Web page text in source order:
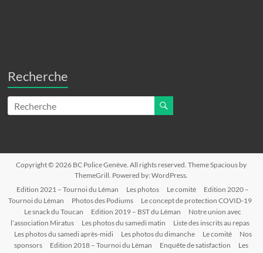
Recherche
Copyright © 2026 BC Police Genève. All rights reserved. ThemeSpacious by
ThemeGrill. Powered by:WordPress.
Edition 2021 – Tournoi du Léman
Les photos Le comité
Edition 2020 –
Tournoi du Léman
Photos des Podiums
Le concept de protection COVID-19
Le snack du Toucan
Edition 2019 – BST du Léman
Notre union avec
l’association Miratus
Les photos du samedi matin
Liste des inscrits au repas
Les photos du samedi après-midi
Les photos du dimanche Le comité
Nos
sponsors
Edition 2018 – Tournoi du Léman Enquête de satisfaction
Les